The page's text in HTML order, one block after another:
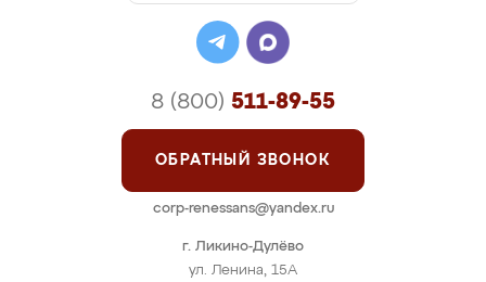
г. Ликино-Дулёво
ул. Ленина, 15А
8 (800) 511-89-55
ОБРАТНЫЙ ЗВОНОК
corp-renessans@yandex.ru